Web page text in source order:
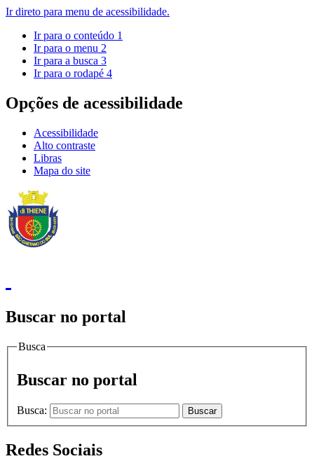
Ir direto para menu de acessibilidade.
Ir para o conteúdo 1
Ir para o menu 2
Ir para a busca 3
Ir para o rodapé 4
Opções de acessibilidade
Acessibilidade
Alto contraste
Libras
Mapa do site
Buscar no portal
Busca
Buscar no portal
Busca: Buscar
Redes Sociais